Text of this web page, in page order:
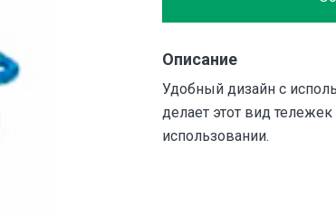
Описание
Удобный дизайн с
делает этот вид
использовании.